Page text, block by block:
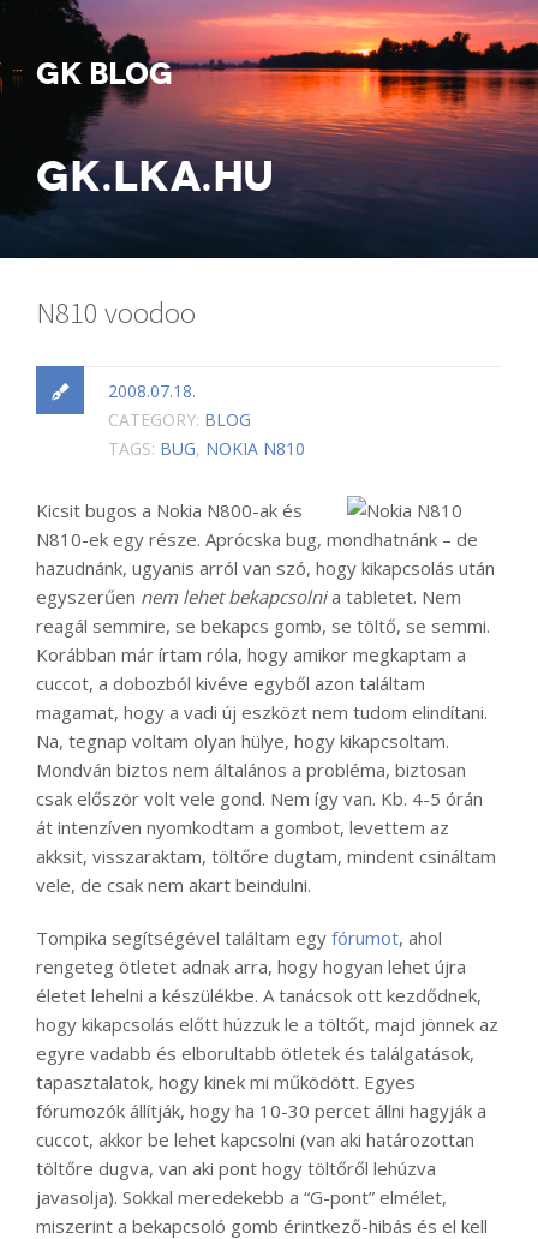
GK BLOG
GK.LKA.HU
N810 voodoo
2008.07.18.
CATEGORY: BLOG
TAGS: BUG, NOKIA N810
Kicsit bugos a Nokia N800-ak és
N810-ek egy része. Aprócska bug, mondhatnánk – de
hazudnánk, ugyanis arról van szó, hogy kikapcsolás után
egyszerűen nem lehet bekapcsolnia tabletet. Nem
reagál semmire, se bekapcs gomb, se töltő, se semmi.
Korábban már írtam róla, hogy amikor megkaptam a
cuccot, a dobozból kivéve egyből azon találtam
magamat, hogy a vadi új eszközt nem tudom elindítani.
Na, tegnap voltam olyan hülye, hogy kikapcsoltam.
Mondván biztos nem általános a probléma, biztosan
csak először volt vele gond. Nem így van. Kb. 4-5 órán
át intenzíven nyomkodtam a gombot, levettem az
akksit, visszaraktam, töltőre dugtam, mindent csináltam
vele, de csak nem akart beindulni.
Tompika segítségével találtam egy fórumot, ahol
rengeteg ötletet adnak arra, hogy hogyan lehet újra
életet lehelni a készülékbe. A tanácsok ott kezdődnek,
hogy kikapcsolás előtt húzzuk le a töltőt, majd jönnek az
egyre vadabb és elborultabb ötletek és találgatások,
tapasztalatok, hogy kinek mi működött. Egyes
fórumozók állítják, hogy ha 10-30 percet állni hagyják a
cuccot, akkor be lehet kapcsolni (van aki határozottan
töltőre dugva, van aki pont hogy töltőről lehúzva
javasolja). Sokkal meredekebb a “G-pont” elmélet,
miszerint a bekapcsoló gomb érintkező-hibás és el kell